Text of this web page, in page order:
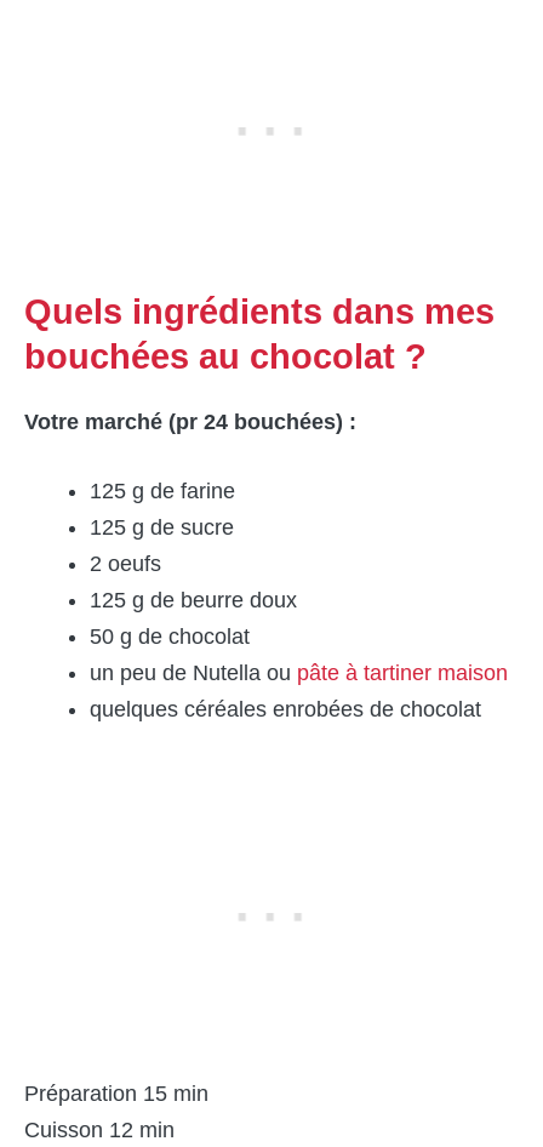
Quels ingrédients dans mes
bouchées au chocolat ?
Votre marché (pr 24 bouchées) :
125 g de farine
125 g de sucre
2 oeufs
125 g de beurre doux
50 g de chocolat
un peu de Nutella ou pâte à tartiner maison
quelques céréales enrobées de chocolat
Préparation 15 min
Cuisson 12 min